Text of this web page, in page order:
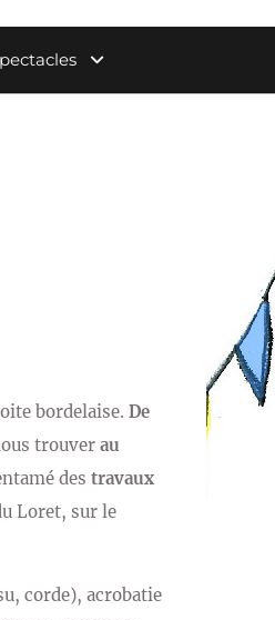
bordelaise. De
trouver au
des travaux
Loret, sur le
corde), acrobatie